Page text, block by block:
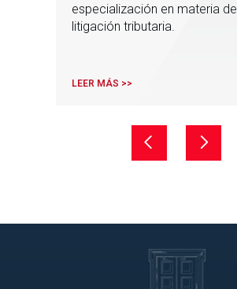
especialización en materia de
litigación tributaria.
LEER MÁS >>